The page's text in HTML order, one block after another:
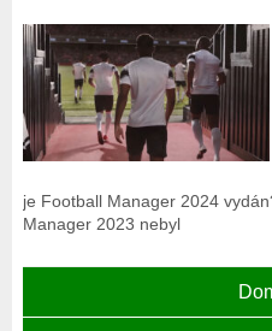
je Football Manager 2024
Manager 2023 nebyl